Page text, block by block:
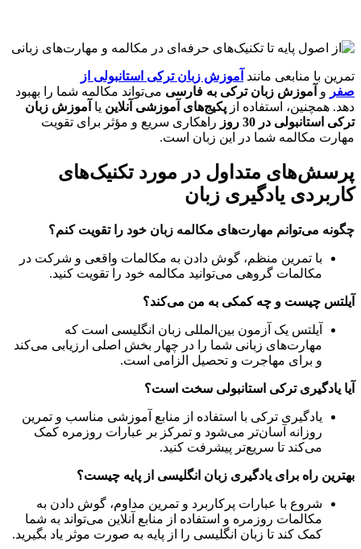
تمرین با منابعی مانند آموزش زبان ترکی استانبولی از
صفر و آموزش زبان ترکی به فارسی می‌تواند مکالمه شما را بهبود
دهد. همچنین، استفاده از پکیج‌های آموزشی آنلاین یا آموزش زبان
ترکی استانبولی در 30 روز
راهکاری سریع و مؤثر برای تقویت
مهارت مکالمه شما در این زبان است.
پرسش‌های متداول در مورد تکنیک‌های
کاربردی یادگیری زبان
چگونه می‌توانم مهارت‌های مکالمه زبان خود را تقویت کنم؟
با تمرین منظم، گوش دادن به مکالمات واقعی و شرکت در
مکالمات گروهی می‌توانید مکالمه خود را تقویت کنید.
آیلتس چیست و چه کمکی به من می‌کند؟
آیلتس یک آزمون بین‌المللی زبان انگلیسی است که
مهارت‌های زبانی شما را در چهار بخش اصلی ارزیابی می‌کند
و برای مهاجرت و تحصیل الزامی است.
آیا یادگیری ترکی استانبولی سخت است؟
یادگیری ترکی با استفاده از منابع آموزشی مناسب و تمرین
روزانه آسان‌تر می‌شود و تمرکز بر عبارات روزمره کمک
می‌کند تا سریع‌تر پیشرفت کنید.
بهترین راه برای یادگیری زبان انگلیسی از پایه چیست؟
شروع با عبارات پرکاربرد و تمرین مداوم، گوش دادن به
مکالمات روزمره و استفاده از منابع آنلاین می‌تواند به شما
کمک کند تا زبان انگلیسی را از پایه به صورت موثر یاد بگیرید.